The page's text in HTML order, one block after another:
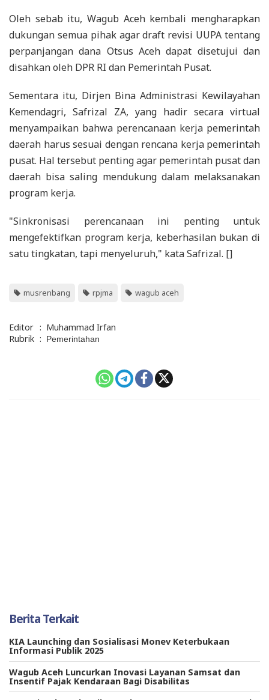
Oleh sebab itu, Wagub Aceh kembali mengharapkan
dukungan semua pihak agar draft revisi UUPA tentang
perpanjangan dana Otsus Aceh dapat disetujui dan
disahkan oleh DPR RI dan Pemerintah Pusat.
Sementara itu, Dirjen Bina Administrasi Kewilayahan
Kemendagri, Safrizal ZA, yang hadir secara virtual
menyampaikan bahwa perencanaan kerja pemerintah
daerah harus sesuai dengan rencana kerja pemerintah
pusat. Hal tersebut penting agar pemerintah pusat dan
daerah bisa saling mendukung dalam melaksanakan
program kerja.
"Sinkronisasi perencanaan ini penting untuk
mengefektifkan program kerja, keberhasilan bukan di
satu tingkatan, tapi menyeluruh," kata Safrizal. []
musrenbang rpjma wagub aceh
Editor : Muhammad Irfan
Rubrik : Pemerintahan
Berita Terkait
KIA Launching dan Sosialisasi Monev Keterbukaan
Informasi Publik 2025
Wagub Aceh Luncurkan Inovasi Layanan Samsat dan
Insentif Pajak Kendaraan Bagi Disabilitas